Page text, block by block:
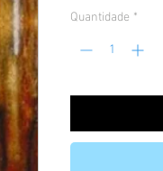
Quantidade *